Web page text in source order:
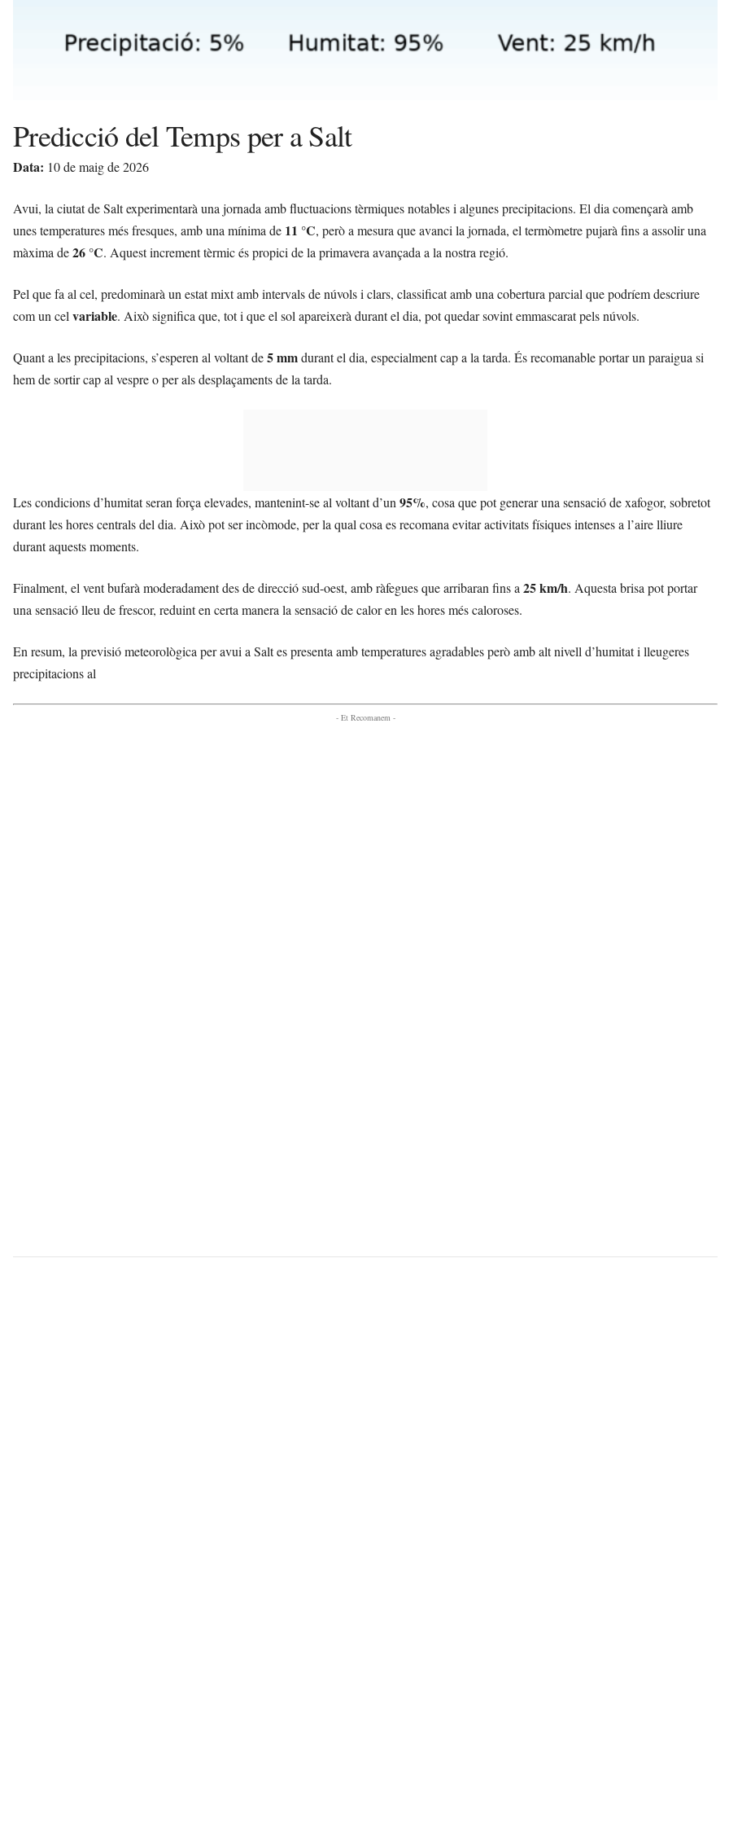
Predicció del Temps per a Salt
Data: 10 de maig de 2026
Avui, la ciutat de Salt experimentarà una jornada amb fluctuacions tèrmiques notables i algunes precipitacions. El dia començarà amb
unes temperatures més fresques, amb una mínima de 11 °C, però a mesura que avanci la jornada, el termòmetre pujarà fins a assolir una
màxima de26 °C. Aquest increment tèrmic és propici de la primavera avançada a la nostra regió.
Pel que fa al cel, predominarà un estat mixt amb intervals de núvols i clars, classificat amb una cobertura parcial que podríem descriure
com un cel variable. Això significa que, tot i que el sol apareixerà durant el dia, pot quedar sovint emmascarat pels núvols.
Quant a les precipitacions, s’esperen al voltant de5 mmdurant el dia, especialment cap a la tarda. És recomanable portar un paraigua si
hem de sortir cap al vespre o per als desplaçaments de la tarda.
Les condicions d’humitat seran força elevades, mantenint-se al voltant d’un 95%, cosa que pot generar una sensació de xafogor, sobretot
durant les hores centrals del dia. Això pot ser incòmode, per la qual cosa es recomana evitar activitats físiques intenses a l’aire lliure
durant aquests moments.
Finalment, el vent bufarà moderadament des de direcció sud-oest, amb ràfegues que arribaran fins a 25 km/h. Aquesta brisa pot portar
una sensació lleu de frescor, reduint en certa manera la sensació de calor en les hores més caloroses.
En resum, la previsió meteorològica per avui a Salt es presenta amb temperatures agradables però amb alt nivell d’humitat i lleugeres
precipitacions al
- Et Recomanem -